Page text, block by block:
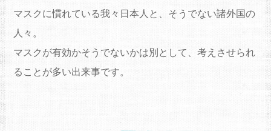
マスクに慣れている我々日本人と、そうでない諸外国の
人々。
マスクが有効かそうでないかは別として、考えさせられ
ることが多い出来事です。